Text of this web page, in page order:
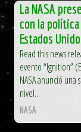
La NASA
con la
Estados
Read this news
evento “Ignition”
NASA anunció una
nivel...
NASA